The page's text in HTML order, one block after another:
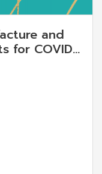
and
for COVID-